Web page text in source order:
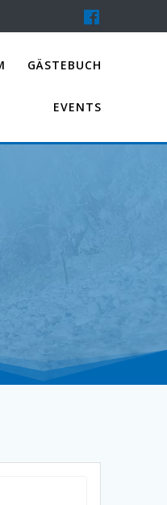
GÄSTEBUCH
EVENTS